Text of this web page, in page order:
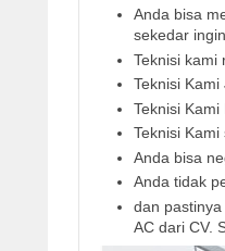
Anda bisa
sekedar
Teknisi kami
Teknisi Kami
Teknisi
Teknisi
Anda bisa
Anda tidak
dan
AC dari CV.